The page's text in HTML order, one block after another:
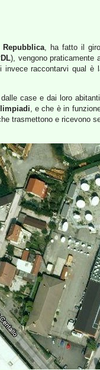
Repubblica, ha fatto il
), vengono praticamente
raccontarvi qual
case e dai loro
, e che è in
trasmettono e ricevono